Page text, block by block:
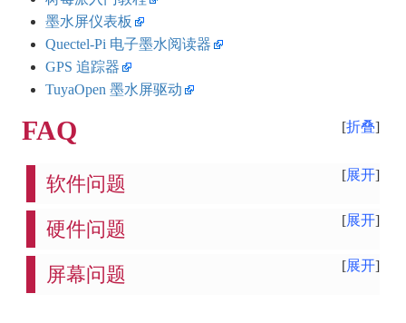
墨水屏仪表板
Quectel-Pi 电子墨水阅读器
GPS 追踪器
TuyaOpen 墨水屏驱动
折叠
FAQ
展开
软件问题
展开
硬件问题
展开
屏幕问题